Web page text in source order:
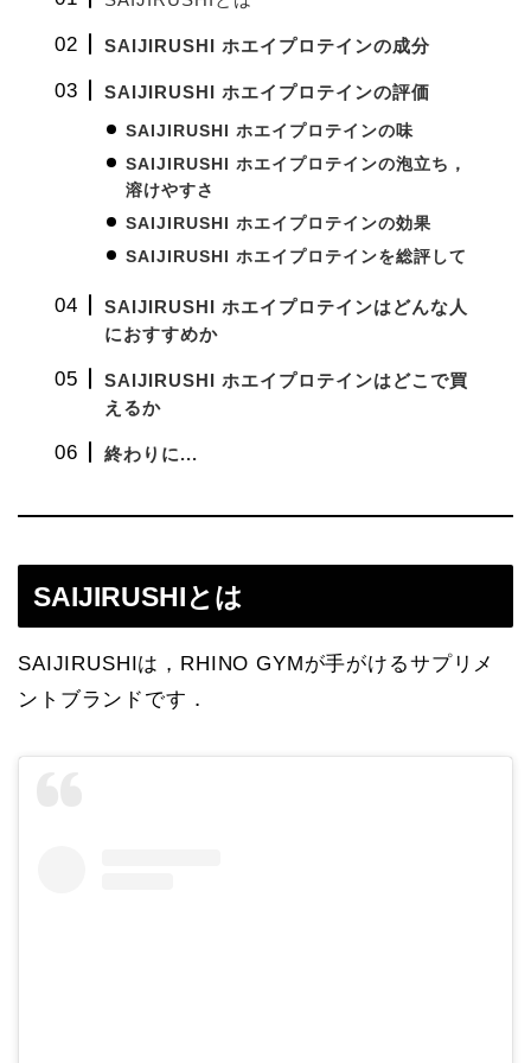
SAIJIRUSHI ホエイプロテインの成分
SAIJIRUSHI ホエイプロテインの評価
SAIJIRUSHI ホエイプロテインの味
SAIJIRUSHI ホエイプロテインの泡立ち，
溶けやすさ
SAIJIRUSHI ホエイプロテインの効果
SAIJIRUSHI ホエイプロテインを総評して
SAIJIRUSHI ホエイプロテインはどんな人
におすすめか
SAIJIRUSHI ホエイプロテインはどこで買
えるか
終わりに...
SAIJIRUSHIとは
SAIJIRUSHIは，RHINO GYMが手がけるサプリメ
ントブランドです．